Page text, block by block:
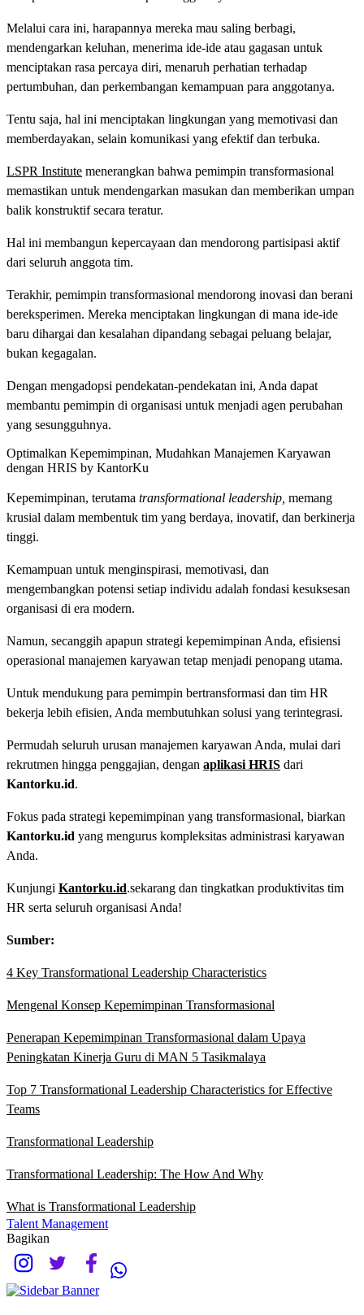
Melalui cara ini, harapannya mereka mau saling berbagi,
mendengarkan keluhan, menerima ide-ide atau gagasan untuk
menciptakan rasa percaya diri, menaruh perhatian terhadap
pertumbuhan, dan perkembangan kemampuan para anggotanya.
Tentu saja, hal ini menciptakan lingkungan yang memotivasi dan
memberdayakan, selain komunikasi yang efektif dan terbuka.
LSPR Institute menerangkan bahwa pemimpin transformasional
memastikan untuk mendengarkan masukan dan memberikan umpan
balik konstruktif secara teratur.
Hal ini membangun kepercayaan dan mendorong partisipasi aktif
dari seluruh anggota tim.
Terakhir, pemimpin transformasional mendorong inovasi dan berani
bereksperimen. Mereka menciptakan lingkungan di mana ide-ide
baru dihargai dan kesalahan dipandang sebagai peluang belajar,
bukan kegagalan.
Dengan mengadopsi pendekatan-pendekatan ini, Anda dapat
membantu pemimpin di organisasi untuk menjadi agen perubahan
yang sesungguhnya.
Optimalkan Kepemimpinan, Mudahkan Manajemen Karyawan
dengan HRIS by KantorKu
Kepemimpinan, terutama transformational leadership, memang
krusial dalam membentuk tim yang berdaya, inovatif, dan berkinerja
tinggi.
Kemampuan untuk menginspirasi, memotivasi, dan
mengembangkan potensi setiap individu adalah fondasi kesuksesan
organisasi di era modern.
Namun, secanggih apapun strategi kepemimpinan Anda, efisiensi
operasional manajemen karyawan tetap menjadi penopang utama.
Untuk mendukung para pemimpin bertransformasi dan tim HR
bekerja lebih efisien, Anda membutuhkan solusi yang terintegrasi.
Permudah seluruh urusan manajemen karyawan Anda, mulai dari
rekrutmen hingga penggajian, dengan aplikasi HRIS dari
Kantorku.id.
Fokus pada strategi kepemimpinan yang transformasional, biarkan
Kantorku.id yang mengurus kompleksitas administrasi karyawan
Anda.
Kunjungi Kantorku.id.sekarang dan tingkatkan produktivitas tim
HR serta seluruh organisasi Anda!
Sumber:
4 Key Transformational Leadership Characteristics
Mengenal Konsep Kepemimpinan Transformasional
Penerapan Kepemimpinan Transformasional dalam Upaya
Peningkatan Kinerja Guru di MAN 5 Tasikmalaya
Top 7 Transformational Leadership Characteristics for Effective
Teams
Transformational Leadership
Transformational Leadership: The How And Why
What is Transformational Leadership
Talent Management
Bagikan